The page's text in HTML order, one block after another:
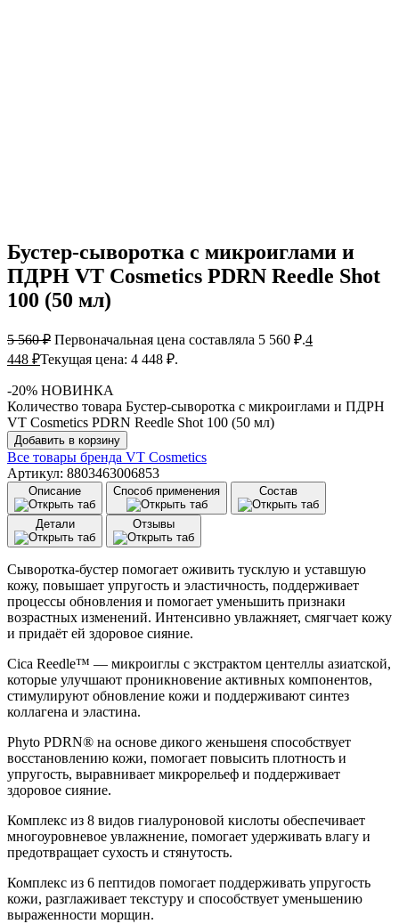
Бустер-сыворотка с микроиглами и
ПДРН VT Cosmetics PDRN Reedle Shot
100 (50 мл)
5 560₽ Первоначальная цена составляла 5 560 ₽.4
448 ₽Текущая цена: 4 448 ₽.
-20% НОВИНКА
Количество товара Бустер-сыворотка с микроиглами и ПДРН
VT Cosmetics PDRN Reedle Shot 100 (50 мл)
Добавить в корзину
Все товары бренда VT Cosmetics
Артикул: 8803463006853
Описание Способ применения Состав
Детали Отзывы
Сыворотка-бустер помогает оживить тусклую и уставшую
кожу, повышает упругость и эластичность, поддерживает
процессы обновления и помогает уменьшить признаки
возрастных изменений. Интенсивно увлажняет, смягчает кожу
и придаёт ей здоровое сияние.
Cica Reedle™ — микроиглы с экстрактом центеллы азиатской,
которые улучшают проникновение активных компонентов,
стимулируют обновление кожи и поддерживают синтез
коллагена и эластина.
Phyto PDRN® на основе дикого женьшеня способствует
восстановлению кожи, помогает повысить плотность и
упругость, выравнивает микрорельеф и поддерживает
здоровое сияние.
Комплекс из 8 видов гиалуроновой кислоты обеспечивает
многоуровневое увлажнение, помогает удерживать влагу и
предотвращает сухость и стянутость.
Комплекс из 6 пептидов помогает поддерживать упругость
кожи, разглаживает текстуру и способствует уменьшению
выраженности морщин.